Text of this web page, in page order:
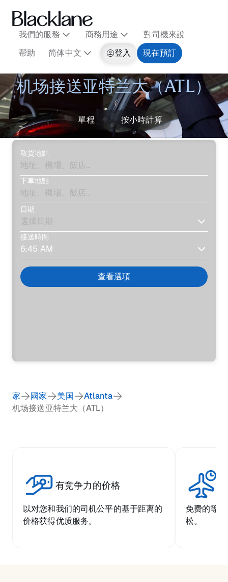
我們的服務 商務用途
對司機來說
帮助
简体中文 登入 現在預訂
机场接送亚特兰大（ATL）
單程 按小時計算
取貨地點
下車地點
日期
接送時間
查看選項
家 國家 美国
Atlanta
机场接送亚特兰大（ATL）
有竞争力的价格
以对您和我们的司机公平的基于距离的
价格获得优质服务。
免费的等
松。